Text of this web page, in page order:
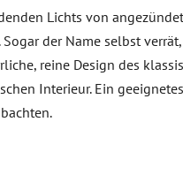
Lichts von
der Name selbst
reine Design des
Interieur. Ein